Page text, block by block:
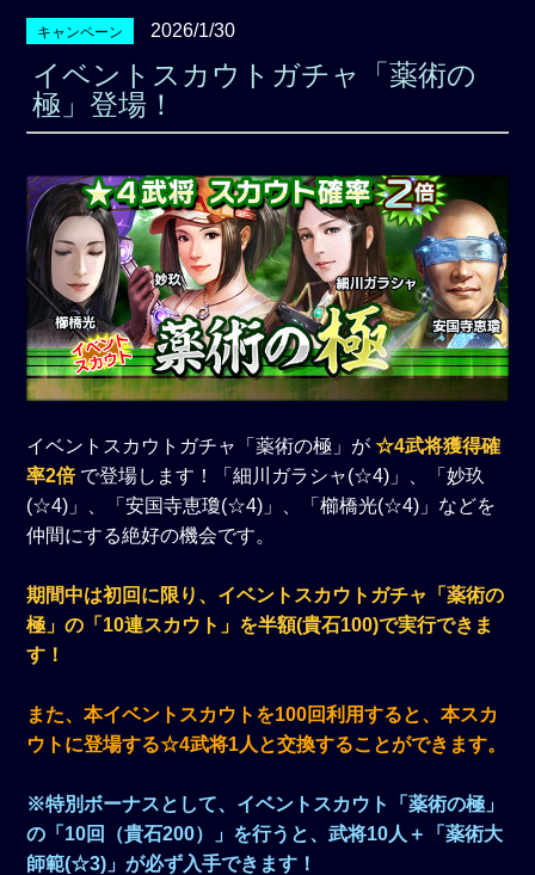
キャンペーン 2026/1/30
イベントスカウトガチャ「薬術の
極」登場！
イベントスカウトガチャ「薬術の極」が☆4武将獲得確
率2倍 で登場します！「細川ガラシャ(☆4)」、「妙玖
(☆4)」、「安国寺恵瓊(☆4)」、「櫛橋光(☆4)」などを
仲間にする絶好の機会です。
期間中は初回に限り、イベントスカウトガチャ「薬術の
極」の「10連スカウト」を半額(貴石100)で実行できま
す！
また、本イベントスカウトを100回利用すると、本スカ
ウトに登場する☆4武将1人と交換することができます。
※特別ボーナスとして、イベントスカウト「薬術の極」
の「10回（貴石200）」を行うと、武将10人＋「薬術大
師範(☆3)」が必ず入手できます！